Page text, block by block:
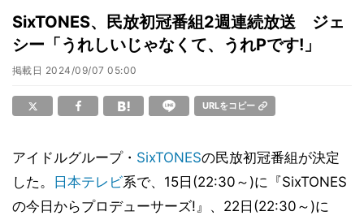
SixTONES、民放初冠番組2週連続放送 ジェ
シー「うれしいじゃなくて、うれPです!」
掲載日 2024/09/07 05:00
URLをコピー
アイドルグループ・ SixTONESの民放初冠番組が決定
した。
日本テレビ系で、15日(22:30～)に『SixTONES
の今日からプロデューサーズ!』、22日(22:30～)に